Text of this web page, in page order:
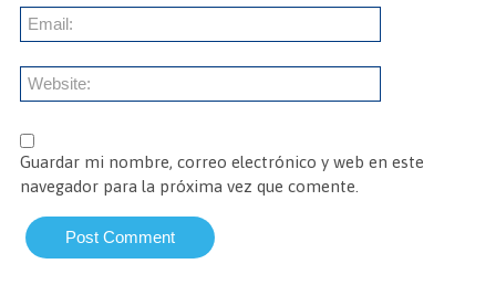
Guardar mi nombre, correo electrónico y web en este
navegador para la próxima vez que comente.